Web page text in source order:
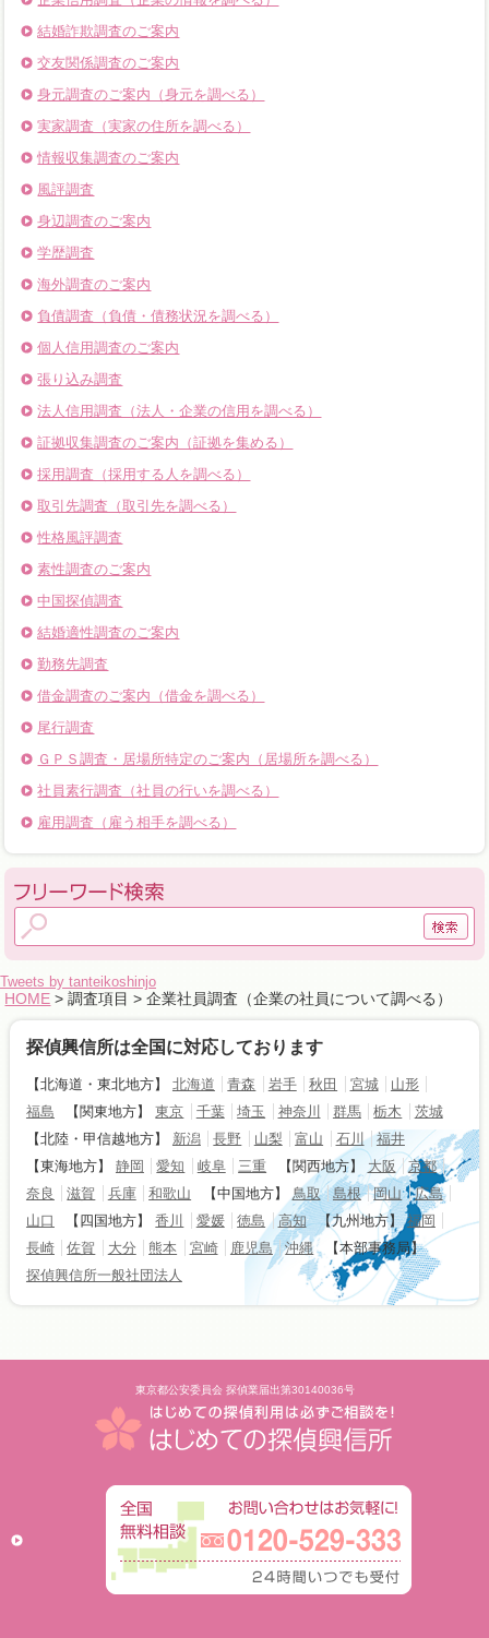
結婚詐欺調査のご案内
交友関係調査のご案内
身元調査のご案内（身元を調べる）
実家調査（実家の住所を調べる）
情報収集調査のご案内
風評調査
身辺調査のご案内
学歴調査
海外調査のご案内
負債調査（負債・債務状況を調べる）
個人信用調査のご案内
張り込み調査
法人信用調査（法人・企業の信用を調べる）
証拠収集調査のご案内（証拠を集める）
採用調査（採用する人を調べる）
取引先調査（取引先を調べる）
性格風評調査
素性調査のご案内
中国探偵調査
結婚適性調査のご案内
勤務先調査
借金調査のご案内（借金を調べる）
尾行調査
ＧＰＳ調査・居場所特定のご案内（居場所を調べる）
社員素行調査（社員の行いを調べる）
雇用調査（雇う相手を調べる）
Tweets by tanteikoshinjo
HOME > 調査項目 > 企業社員調査（企業の社員について調べる）
探偵興信所は全国に対応しております
【北海道・東北地方】 北海道 青森 岩手 秋田 宮城
山形
福島
【関東地方】 東京 千葉 埼玉 神奈川 群馬 栃木
茨城
【北陸・甲信越地方】
新潟 長野 山梨 富山 石川
福井
【東海地方】
静岡 愛知 岐阜 三重 【関西地方】 大阪
京都
奈良
滋賀 兵庫 和歌山 【中国地方】 鳥取 島根 岡山
広島
山口
【四国地方】 香川 愛媛 徳島 高知 【九州地方】 福岡
長崎
佐賀 大分 熊本 宮崎 鹿児島 沖縄
【本部事務局】
探偵興信所一般社団法人
東京都公安委員会 探偵業届出第30140036号